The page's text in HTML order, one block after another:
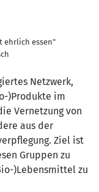
ehrlich essen"
Netzwerk,
)Produkte im
Vernetzung von
aus der
Ziel ist
Gruppen zu
)Lebensmittel zu